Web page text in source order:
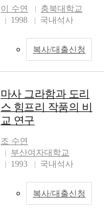
corn zein film 의 가소제로
oleic acid를 사용하였다. 가
량과 단분자층 수분함량을
구하기 위해 GAB 모델식을
조된 가식성 필름은 HACS
film을 제외하고 봉투형태로
제조되었으며 슬라이스 가
공 치즈의 낱포장을 하였다.
낱포장용 가식성 포장재의
종류로는 corn zein film with
PEG+glycerol, corn zein film
PEG+glycerol, 그리고 HACS
이 수연
충북대학교
1998
국내석사
복사/대출신청
마사 그라함과 도리
스 힘프리 작품의 비
교 연구
조 수연
부산여자대학교
1993
국내석사
복사/대출신청